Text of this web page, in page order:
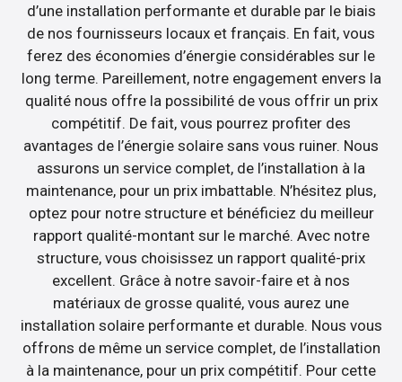
d’une installation performante et durable par le biais
de nos fournisseurs locaux et français. En fait, vous
ferez des économies d’énergie considérables sur le
long terme. Pareillement, notre engagement envers la
qualité nous offre la possibilité de vous offrir un prix
compétitif. De fait, vous pourrez profiter des
avantages de l’énergie solaire sans vous ruiner. Nous
assurons un service complet, de l’installation à la
maintenance, pour un prix imbattable. N’hésitez plus,
optez pour notre structure et bénéficiez du meilleur
rapport qualité-montant sur le marché. Avec notre
structure, vous choisissez un rapport qualité-prix
excellent. Grâce à notre savoir-faire et à nos
matériaux de grosse qualité, vous aurez une
installation solaire performante et durable. Nous vous
offrons de même un service complet, de l’installation
à la maintenance, pour un prix compétitif. Pour cette